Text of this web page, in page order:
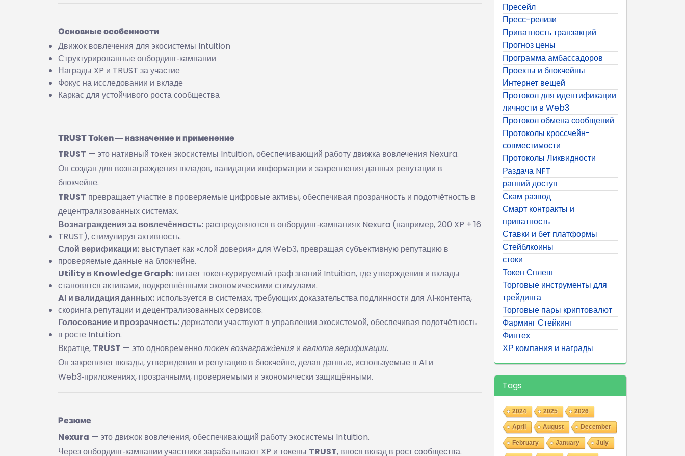
Основные особенности
Движок вовлечения для экосистемы Intuition
Структурированные онбординг‑кампании
Награды XP и TRUST за участие
Фокус на исследовании и вкладе
Каркас для устойчивого роста сообщества
TRUST Token — назначение и применение
TRUST — это нативный токен экосистемы Intuition, обеспечивающий работу движка вовлечения Nexura.
Он создан для вознаграждения вкладов, валидации информации и закрепления данных репутации в
блокчейне.
TRUST превращает участие в проверяемые цифровые активы, обеспечивая прозрачность и подотчётность в
децентрализованных системах.
Вознаграждения за вовлечённость: распределяются в онбординг‑кампаниях Nexura (например, 200 XP + 16
TRUST), стимулируя активность.
Слой верификации: выступает как «слой доверия» для Web3, превращая субъективную репутацию в
проверяемые данные на блокчейне.
Utility в Knowledge Graph: питает токен‑курируемый граф знаний Intuition, где утверждения и вклады
становятся активами, подкреплёнными экономическими стимулами.
AI и валидация данных: используется в системах, требующих доказательства подлинности для AI‑контента,
скоринга репутации и децентрализованных сервисов.
Голосование и прозрачность:держатели участвуют в управлении экосистемой, обеспечивая подотчётность
в росте Intuition.
Вкратце, TRUST — это одновременнотокен вознаграждения и валюта верификации.
Он закрепляет вклады, утверждения и репутацию в блокчейне, делая данные, используемые в AI и
Web3‑приложениях, прозрачными, проверяемыми и экономически защищёнными.
Резюме
Nexura — это движок вовлечения, обеспечивающий работу экосистемы Intuition.
Через онбординг‑кампании участники зарабатывают XP и токены TRUST, внося вклад в рост сообщества.
Пресейл
Пресс-релизи
Приватность транзакций
Прогноз цены
Программа амбассадоров
Проекты и блокчейны
Интернет вещей
Протокол для идентификации
личности в Web3
Протокол обмена сообщений
Протоколы кроссчейн-
совместимости
Протоколы Ликвидности
Раздача NFT
ранний доступ
Скам развод
Смарт контракты и
приватность
Ставки и бет платформы
Стейблкоины
стоки
Токен Сплеш
Торговые инструменты для
трейдинга
Торговые пары криптовалют
Фарминг Стейкинг
Финтех
ХР компания и награды
Tags
2024 2025 2026
April August December
February January July